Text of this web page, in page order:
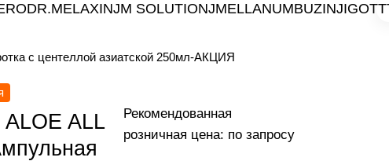
DR.MELAXINJM SOLUTIONJMELLANUMBUZINJIGOTT
с центеллой азиатской 250мл-АКЦИЯ
ALL
Рекомендованная
розничная цена: по запросу